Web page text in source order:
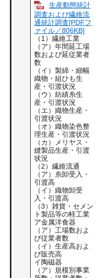
生産動態統計
調査および繊維流
通統計調査[PDFフ
ァイル／806KB]
（1）繊維工業
（ア）年間延工場
数および延従業者
数
（イ）製綿・細幅
織物・組ひも生
産・引渡状況
（ウ）紡績糸生
産・引渡状況
（エ）織物生産・
引渡状況
（オ）織物染色整
理生産・引渡状況
（カ）メリヤス・
縫製品生産・引渡
状況
（2）繊維流通
（ア）糸卸受入・
引渡高
（イ）織物卸受
入・引渡高
（3）雑貨・セメン
ト製品等の軽工業
ア金属洋食器
（ア）工場数およ
び従業者数
（イ）生産高およ
び販売高
イ陶磁器
（ア）規模別事業